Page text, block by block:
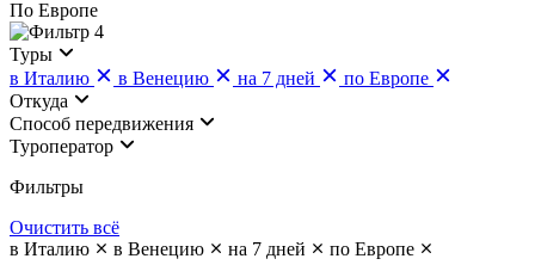
По Европе
4
Туры
в Италию
в Венецию на 7 дней
по Европе
Откуда
Cпособ передвижения
Туроператор
Фильтры
Очистить всё
в Италию
в Венецию на 7 дней
по Европе